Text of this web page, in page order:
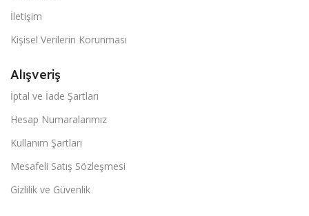
İletişim
Kişisel Verilerin Korunması
Alışveriş
İptal ve İade Şartları
Hesap Numaralarımız
Kullanım Şartları
Mesafeli Satış Sözleşmesi
Gizlilik ve Güvenlik